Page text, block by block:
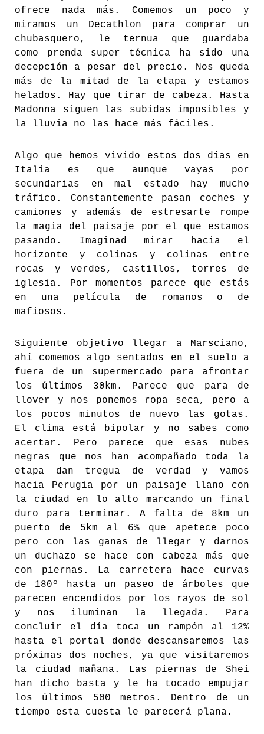
ofrece nada más. Comemos un poco y
miramos un Decathlon para comprar un
chubasquero, le ternua que guardaba
como prenda super técnica ha sido una
decepción a pesar del precio. Nos queda
más de la mitad de la etapa y estamos
helados. Hay que tirar de cabeza. Hasta
Madonna siguen las subidas imposibles y
la lluvia no las hace más fáciles.
Algo que hemos vivido estos dos días en
Italia es que aunque vayas por
secundarias en mal estado hay mucho
tráfico. Constantemente pasan coches y
camiones y además de estresarte rompe
la magia del paisaje por el que estamos
pasando. Imaginad mirar hacia el
horizonte y colinas y colinas entre
rocas y verdes, castillos, torres de
iglesia. Por momentos parece que estás
en una película de romanos o de
mafiosos.
Siguiente objetivo llegar a Marsciano,
ahí comemos algo sentados en el suelo a
fuera de un supermercado para afrontar
los últimos 30km. Parece que para de
llover y nos ponemos ropa seca, pero a
los pocos minutos de nuevo las gotas.
El clima está bipolar y no sabes como
acertar. Pero parece que esas nubes
negras que nos han acompañado toda la
etapa dan tregua de verdad y vamos
hacia Perugia por un paisaje llano con
la ciudad en lo alto marcando un final
duro para terminar. A falta de 8km un
puerto de 5km al 6% que apetece poco
pero con las ganas de llegar y darnos
un duchazo se hace con cabeza más que
con piernas. La carretera hace curvas
de 180º hasta un paseo de árboles que
parecen encendidos por los rayos de sol
y nos iluminan la llegada. Para
concluir el día toca un rampón al 12%
hasta el portal donde descansaremos las
próximas dos noches, ya que visitaremos
la ciudad mañana. Las piernas de Shei
han dicho basta y le ha tocado empujar
los últimos 500 metros. Dentro de un
tiempo esta cuesta le parecerá plana.